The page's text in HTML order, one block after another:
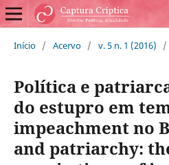
Início / Acervo / v. 5 n. 1 (2016) /
Política e
do estupro em
impeachment no
and patriarchy: